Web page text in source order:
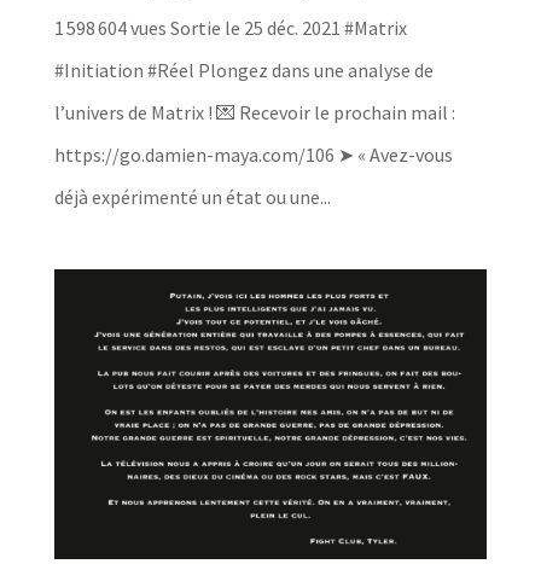
1 598 604 vues Sortie le 25 déc. 2021 #Matrix
#Initiation #Réel Plongez dans une analyse de
l’univers de Matrix ! 💌 Recevoir le prochain mail :
https://go.damien-maya.com/106 ➤ « Avez-vous
déjà expérimenté un état ou une...